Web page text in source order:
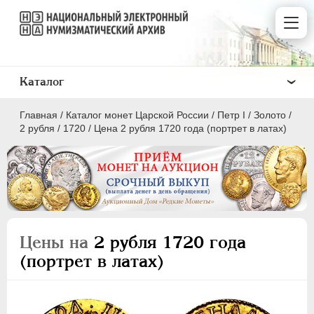
Главная / Каталог монет Царской России / Пeтр I / Золото /
2 рубля / 1720 / Цена 2 рубля 1720 года (портрет в латах)
Цены на 2 рубля 1720 года
(портрет в латах)
Каталог
ПEТР I 1699 - 1725
2 червонца
1 червонец